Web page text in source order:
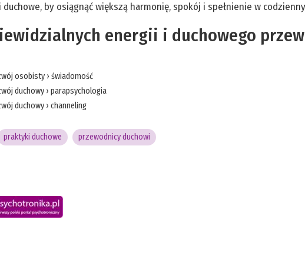
by osiągnąć większą harmonię, spokój i spełnienie w
energii i duchowego
osobisty › świadomość
duchowy › parapsychologia
duchowy › channeling
praktyki duchowe przewodnicy duchowi